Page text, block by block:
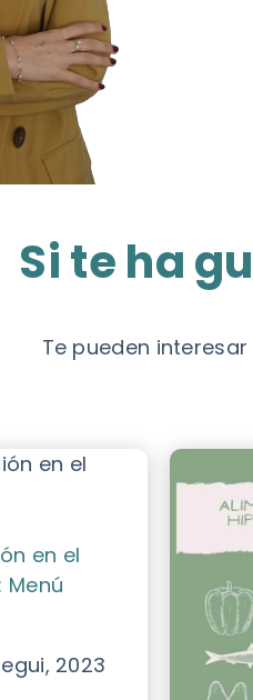
Si te ha
Te pueden
en el
Menú
2023